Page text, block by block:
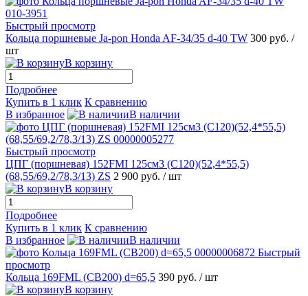
Быстрый просмотр
Кольца поршневые Ja-pon Honda AF-34/35 d-40 TW 300 руб. /
шт
В корзину
Подробнее
Купить в 1 клик К сравнению
В избранное
В наличии
Быстрый просмотр
ЦПГ (поршневая) 152FMI 125см3 (C120)(52,4*55,5)
(68,55/69,2/78,3/13) ZS 2 900 руб. / шт
В корзину
Подробнее
Купить в 1 клик К сравнению
В избранное
В наличии
Быстрый
просмотр
Кольца 169FML (CB200) d=65,5 390 руб. / шт
В корзину